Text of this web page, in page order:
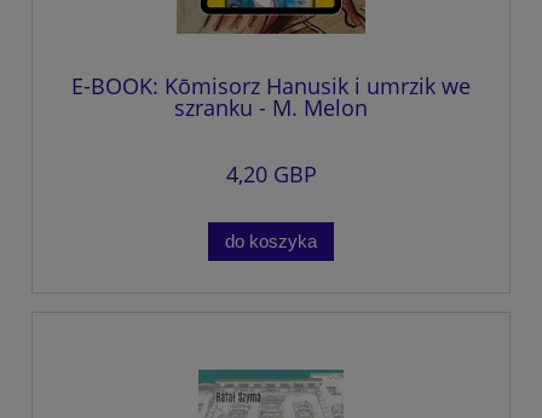
E-BOOK: Kōmisorz Hanusik i umrzik we
szranku - M. Melon
4,20 GBP
do koszyka